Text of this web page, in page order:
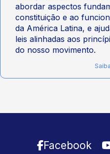
abordar aspectos
constituição e ao
da América Latina, e
leis alinhadas aos
do nosso movimento.
Facebook